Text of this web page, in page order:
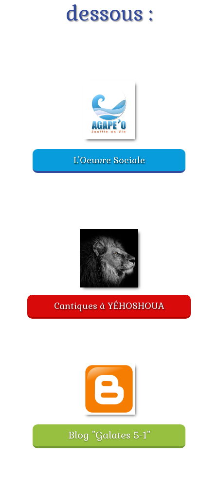
dessous :
L'Oeuvre Sociale
Cantiques à YÉHOSHOUA
Blog "Galates 5-1"